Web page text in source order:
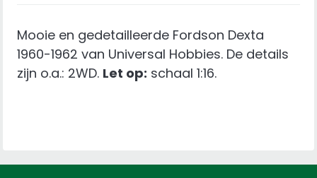
Mooie en gedetailleerde Fordson Dexta
1960-1962 van Universal Hobbies. De details
zijn o.a.: 2WD. Let op: schaal 1:16.